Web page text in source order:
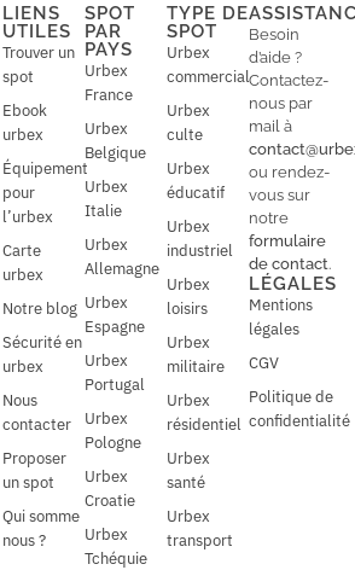
LIENS
UTILES
Trouver un
spot
Ebook
urbex
Équipement
pour
l’urbex
Carte
urbex
Notre blog
Sécurité en
urbex
Nous
contacter
Proposer
un spot
Qui somme
nous ?
SPOT
PAR
PAYS
Urbex
France
Urbex
Belgique
Urbex
Italie
Urbex
Allemagne
Urbex
Espagne
Urbex
Portugal
Urbex
Pologne
Urbex
Croatie
Urbex
Tchéquie
TYPE DE
SPOT
Urbex
commercial
Urbex
culte
Urbex
éducatif
Urbex
industriel
Urbex
loisirs
Urbex
militaire
Urbex
résidentiel
Urbex
santé
Urbex
transport
Besoin
d’aide ?
Contactez-
nous par
mail à
ou rendez-
vous sur
notre
formulaire
de contact.
LÉGALES
Mentions
légales
CGV
Politique de
confidentialité